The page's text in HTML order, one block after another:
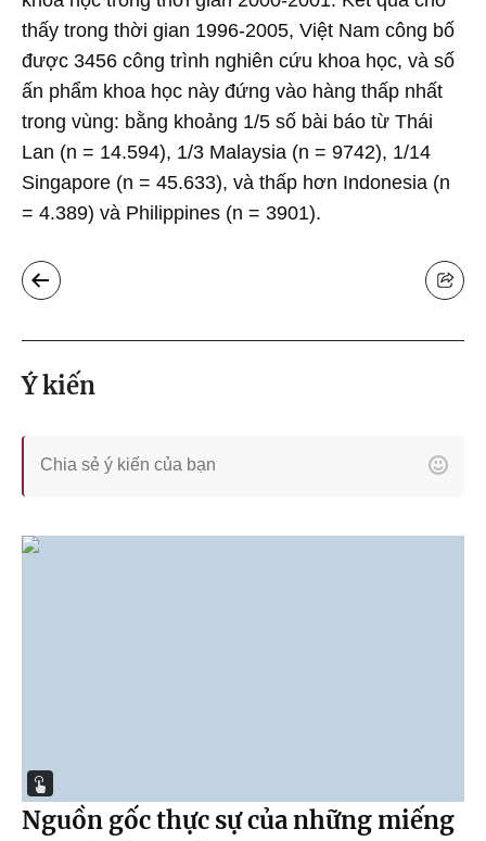
thấy trong thời gian 1996-2005, Việt Nam công bố
được 3456 công trình nghiên cứu khoa học, và số
ấn phẩm khoa học này đứng vào hàng thấp nhất
trong vùng: bằng khoảng 1/5 số bài báo từ Thái
Lan (n = 14.594), 1/3 Malaysia (n = 9742), 1/14
Singapore (n = 45.633), và thấp hơn Indonesia (n
= 4.389) và Philippines (n = 3901).
Ý kiến
Nguồn gốc thực sự của những miếng